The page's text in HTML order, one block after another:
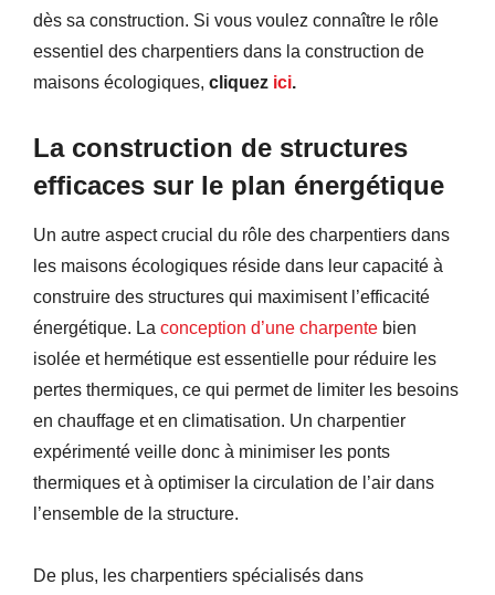
dès sa construction. Si vous voulez connaître le rôle
essentiel des charpentiers dans la construction de
maisons écologiques, cliquez ici.
La construction de structures
efficaces sur le plan énergétique
Un autre aspect crucial du rôle des charpentiers dans
les maisons écologiques réside dans leur capacité à
construire des structures qui maximisent l’efficacité
énergétique. La conception d’une charpente bien
isolée et hermétique est essentielle pour réduire les
pertes thermiques, ce qui permet de limiter les besoins
en chauffage et en climatisation. Un charpentier
expérimenté veille donc à minimiser les ponts
thermiques et à optimiser la circulation de l’air dans
l’ensemble de la structure.
De plus, les charpentiers spécialisés dans